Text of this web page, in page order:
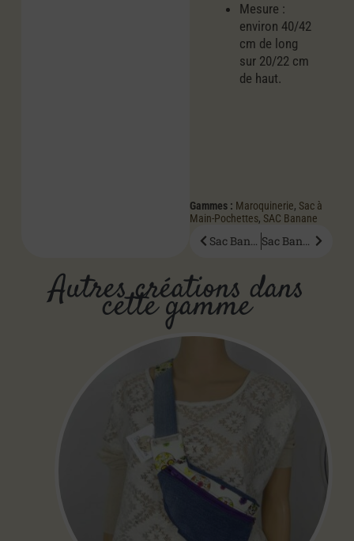
Mesure :
environ 40/42
cm de long
sur 20/22 cm
de haut.
Gammes : Maroquinerie, Sac à
Main-Pochettes, SAC Banane
Autres créations dans
cette gamme